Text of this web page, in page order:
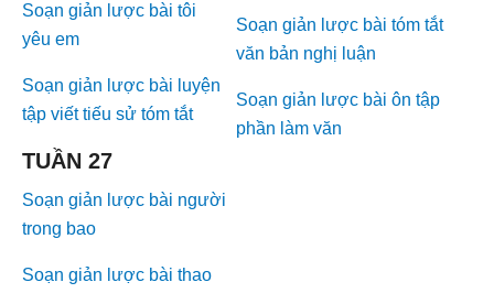
Soạn giản lược bài tôi
yêu em
Soạn giản lược bài luyện
tập viết tiếu sử tóm tắt
TUẦN 27
Soạn giản lược bài người
trong bao
Soạn giản lược bài thao
Soạn giản lược bài tóm tắt
văn bản nghị luận
Soạn giản lược bài ôn tập
phần làm văn